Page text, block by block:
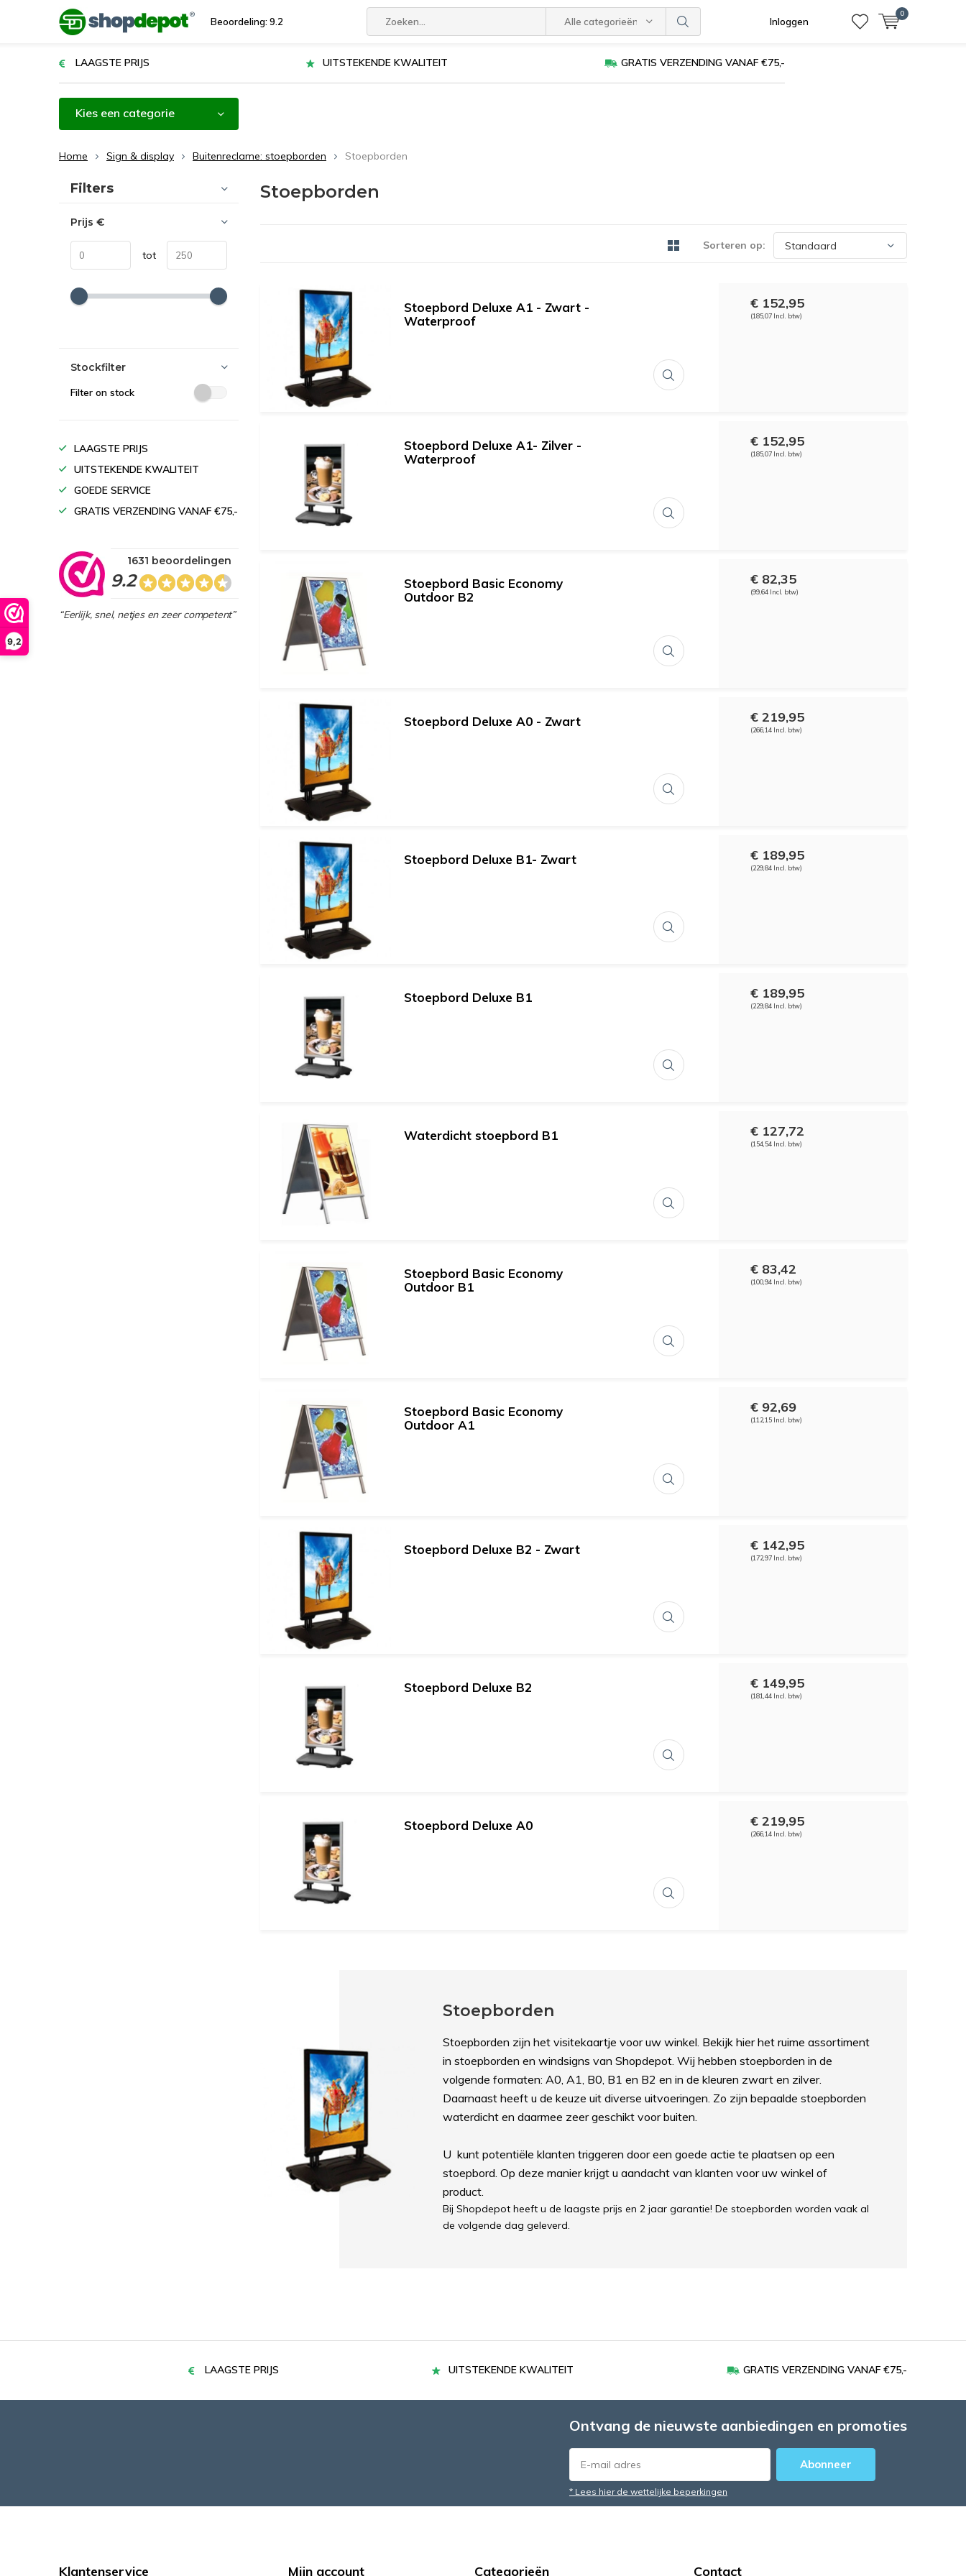
9,2
Beoordeling: 9.2 Alle categorieën Inloggen
0
LAAGSTE PRIJS UITSTEKENDE KWALITEIT GRATIS VERZENDING VANAF €75,-
Kies een categorie
Home Sign & display Buitenreclame: stoepborden Stoepborden
Stoepborden
Sorteren op:
Stoepbord Deluxe A1 - Zwart -
Waterproof
€ 152,95
(185,07 Incl. btw)
Stoepbord Deluxe A1- Zilver -
Waterproof
€ 152,95
(185,07 Incl. btw)
Stoepbord Basic Economy
Outdoor B2
€ 82,35
(99,64 Incl. btw)
Stoepbord Deluxe A0 - Zwart € 219,95
(266,14 Incl. btw)
Stoepbord Deluxe B1- Zwart € 189,95
(229,84 Incl. btw)
Stoepbord Deluxe B1 € 189,95
(229,84 Incl. btw)
Waterdicht stoepbord B1 € 127,72
(154,54 Incl. btw)
Stoepbord Basic Economy
Outdoor B1
€ 83,42
(100,94 Incl. btw)
Stoepbord Basic Economy
Outdoor A1
€ 92,69
(112,15 Incl. btw)
Stoepbord Deluxe B2 - Zwart € 142,95
(172,97 Incl. btw)
Stoepbord Deluxe B2 € 149,95
(181,44 Incl. btw)
Stoepbord Deluxe A0 € 219,95
(266,14 Incl. btw)
Stoepborden
Stoepborden zijn het visitekaartje voor uw winkel. Bekijk hier het ruime assortiment
in stoepborden en windsigns van Shopdepot. Wij hebben stoepborden in de
volgende formaten: A0, A1, B0, B1 en B2 en in de kleuren zwart en zilver.
Daarnaast heeft u de keuze uit diverse uitvoeringen. Zo zijn bepaalde stoepborden
waterdicht en daarmee zeer geschikt voor buiten.
U kunt potentiële klanten triggeren door een goede actie te plaatsen op een
stoepbord. Op deze manier krijgt u aandacht van klanten voor uw winkel of
product.
Bij Shopdepot heeft u de laagste prijs en 2 jaar garantie! De stoepborden worden vaak al
de volgende dag geleverd.
Sorteren op:
Filters
Prijs €
tot
Stockfilter
Filter on stock
LAAGSTE PRIJS
UITSTEKENDE KWALITEIT
GOEDE SERVICE
GRATIS VERZENDING VANAF €75,-
9.2
1631 beoordelingen
“Eerlijk, snel, netjes en zeer competent”
LAAGSTE PRIJS UITSTEKENDE KWALITEIT GRATIS VERZENDING VANAF €75,-
Ontvang de nieuwste aanbiedingen en promoties
Abonneer
* Lees hier de wettelijke beperkingen
Klantenservice Mijn account Categorieën Contact